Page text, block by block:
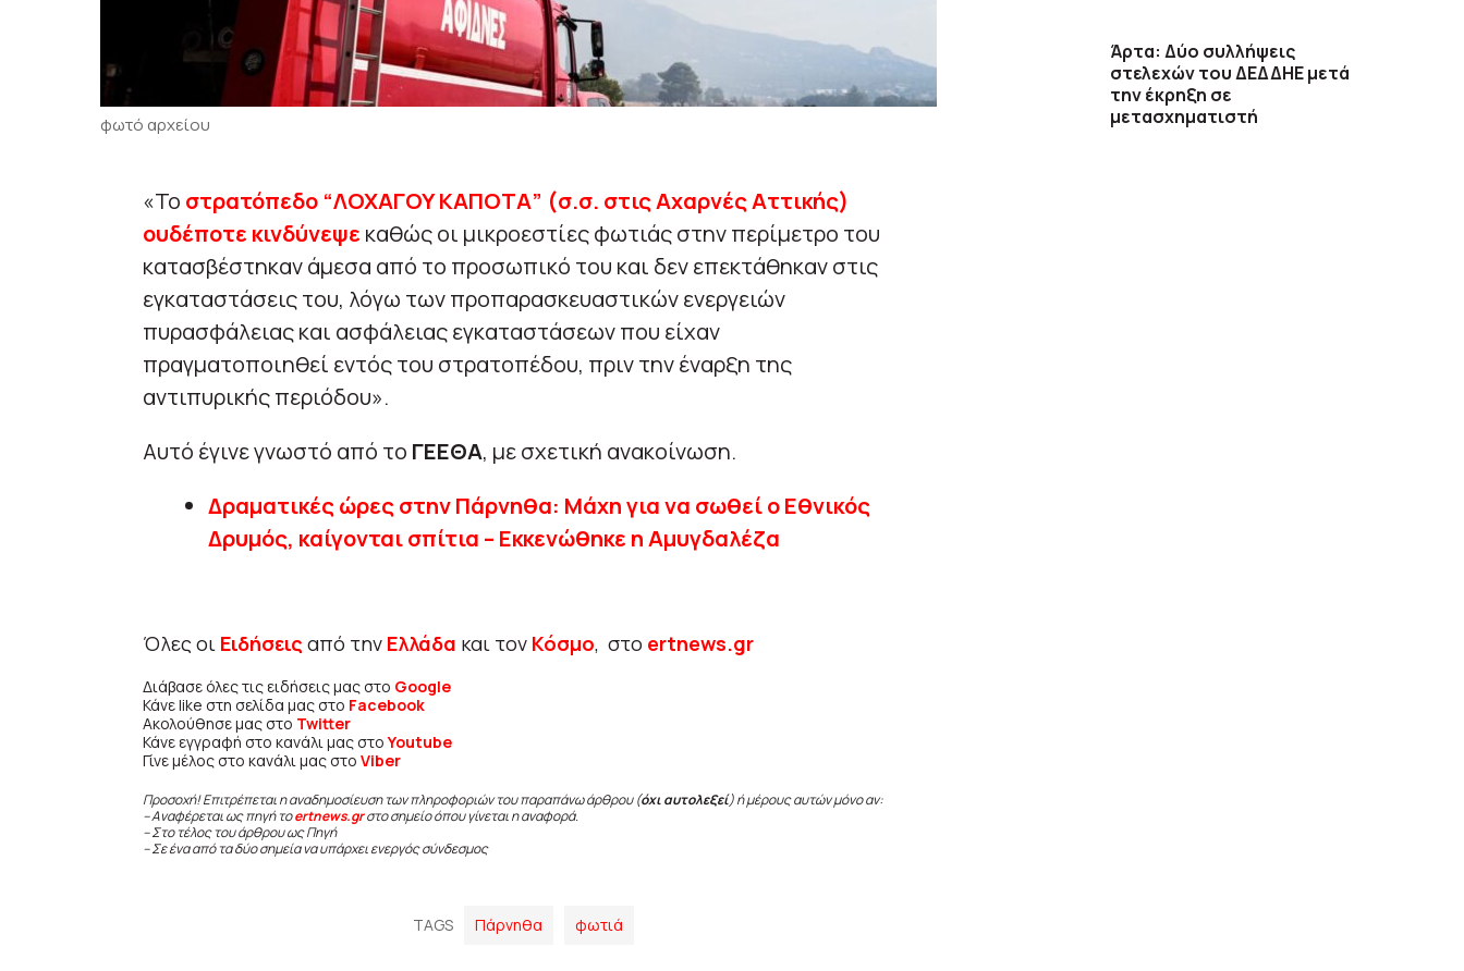
φωτό αρχείου
«Το στρατόπεδο “ΛΟΧΑΓΟΥ ΚΑΠΟΤΑ” (σ.σ. στις Αχαρνές Αττικής)
ουδέποτε κινδύνεψεκαθώς οι μικροεστίες φωτιάς στην περίμετρο του
κατασβέστηκαν άμεσα από το προσωπικό του και δεν επεκτάθηκαν στις
εγκαταστάσεις του, λόγω των προπαρασκευαστικών ενεργειών
πυρασφάλειας και ασφάλειας εγκαταστάσεων που είχαν
πραγματοποιηθεί εντός του στρατοπέδου, πριν την έναρξη της
αντιπυρικής περιόδου».
Αυτό έγινε γνωστό από το ΓΕΕΘΑ, με σχετική ανακοίνωση.
Δραματικές ώρες στην Πάρνηθα: Μάχη για να σωθεί ο Εθνικός
Δρυμός, καίγονται σπίτια – Εκκενώθηκε η Αμυγδαλέζα
Όλες οι Ειδήσεις από την Ελλάδα και τον Κόσμο, στο ertnews.gr
Διάβασε όλες τις ειδήσεις μας στο Google
Κάνε like στη σελίδα μας στο Facebook
Ακολούθησε μας στο Twitter
Κάνε εγγραφή στο κανάλι μας στοYoutube
Γίνε μέλος στο κανάλι μας στο Viber
Προσοχή! Επιτρέπεται η αναδημοσίευση των πληροφοριών του παραπάνω άρθρου (όχι αυτολεξεί) ή μέρους αυτών μόνο αν:
– Αναφέρεται ως πηγή τοertnews.gr στο σημείο όπου γίνεται η αναφορά.
– Στο τέλος του άρθρου ως Πηγή
– Σε ένα από τα δύο σημεία να υπάρχει ενεργός σύνδεσμος
TAGS Πάρνηθα φωτιά
Άρτα: Δύο συλλήψεις
στελεχών του ΔΕΔΔΗΕ μετά
την έκρηξη σε
μετασχηματιστή